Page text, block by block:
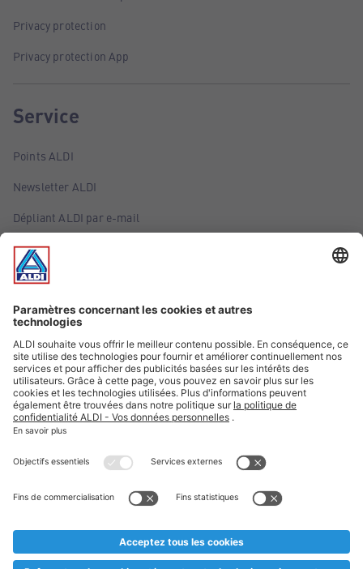
Privacy protection
Privacy protection App
Service
Points ALDI
Newsletter ALDI
Dépliant ALDI par e-mail
Offres
Infos essentielles
Suivez ALDI Belgique
Textes marqués d'un astérisque et mentions légales
* Nous vendons ces articles temporairement et jusqu'à
au cas où, malgré le planning bien étudié, nous serions
prématurément en rupture de stock. Prix Recupel et TVA incl.
** Sur ce site, l’utilisation de la forme masculine a été adoptée